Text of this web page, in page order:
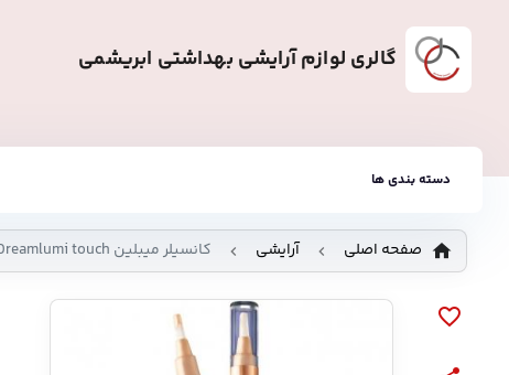
گالری لوازم آرایشی بهداشتی ابریشمی
دسته بندی ها
صفحه اصلی آرایشی کانسیلر میبلین Dreamlumi touch